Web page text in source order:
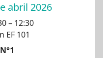
abril 2026
– 12:30
EF 101